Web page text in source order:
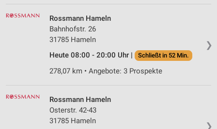
❯
Rossmann Hameln
Bahnhofstr. 26
31785 Hameln
Heute 08:00 - 20:00 Uhr |
Schließt in 52 Min.
278,07 km • Angebote: 3 Prospekte
❯
Rossmann Hameln
Osterstr. 42-43
31785 Hameln
Wir nutzen Ihre Daten für folgende Zwecke:
IAB-Verarbeitungszwecke:
auf einem Endgerät
Verwendung reduzierter Daten zur Auswahl von
Erstellung von Profilen für personalisierte